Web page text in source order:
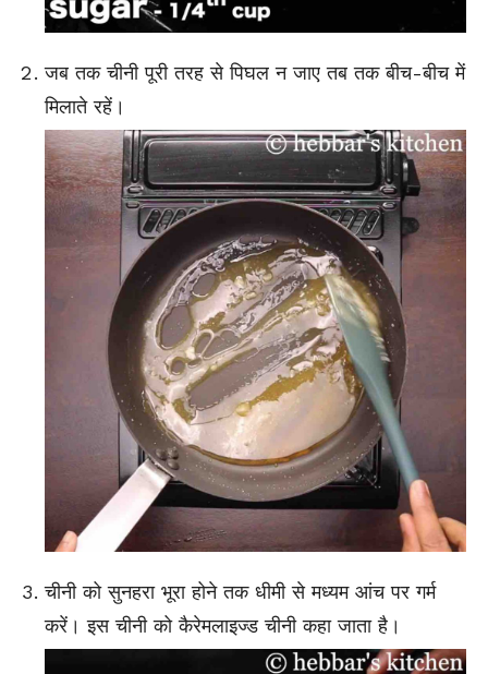
जब तक चीनी पूरी तरह से पिघल न जाए तब तक बीच-बीच में
मिलाते रहें।
चीनी को सुनहरा भूरा होने तक धीमी से मध्यम आंच पर गर्म
करें। इस चीनी को कैरेमलाइज्ड चीनी कहा जाता है।